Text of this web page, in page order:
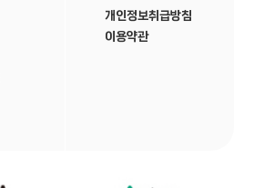
개인정보취급방침
이용약관